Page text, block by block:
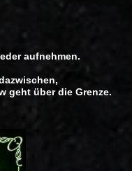
aufnehmen.
geht über die Grenze.